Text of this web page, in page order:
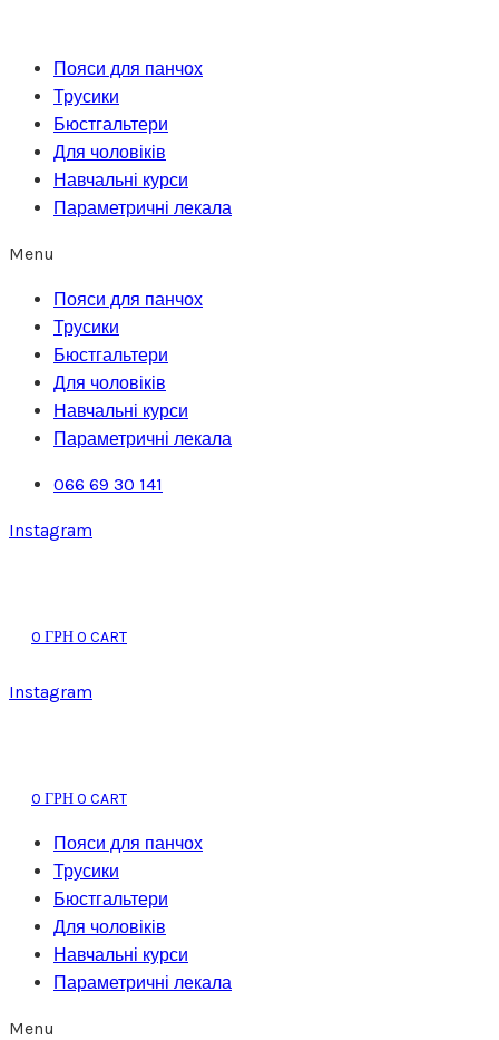
вмістуПояси для панчох
Трусики
Бюстгальтери
Для чоловіків
Навчальні курси
Параметричні лекала
Menu
Пояси для панчох
Трусики
Бюстгальтери
Для чоловіків
Навчальні курси
Параметричні лекала
066 69 30 141
Instagram
0 ГРН 0 CART
Instagram
0 ГРН 0 CART
Пояси для панчох
Трусики
Бюстгальтери
Для чоловіків
Навчальні курси
Параметричні лекала
Menu